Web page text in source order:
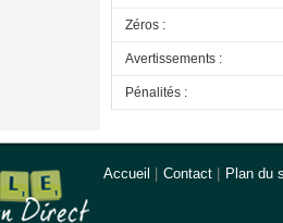
Zéros :
Avertissements :
Pénalités :
Accueil Contact Plan du